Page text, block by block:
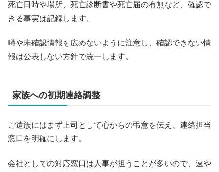
死亡日時や場所、死亡診断書や死亡届の有無など、確認で
きる事実は記録します。
噂や未確認情報を広めないように注意し、確認できない情
報は公表しない方針で統一します。
家族への初期連絡調整
ご遺族にはまず上司として心からの弔意を伝え、連絡担当
窓口を明確にします。
会社としての対応窓口は人事が担うことが多いので、速や